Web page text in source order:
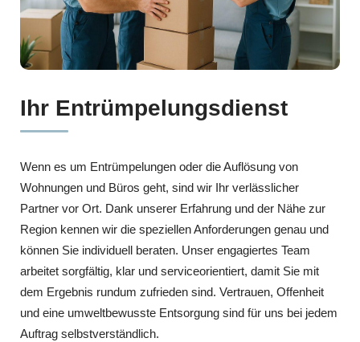
Ihr Entrümpelungsdienst
Wenn es um Entrümpelungen oder die Auflösung von
Wohnungen und Büros geht, sind wir Ihr verlässlicher
Partner vor Ort. Dank unserer Erfahrung und der Nähe zur
Region kennen wir die speziellen Anforderungen genau und
können Sie individuell beraten. Unser engagiertes Team
arbeitet sorgfältig, klar und serviceorientiert, damit Sie mit
dem Ergebnis rundum zufrieden sind. Vertrauen, Offenheit
und eine umweltbewusste Entsorgung sind für uns bei jedem
Auftrag selbstverständlich.